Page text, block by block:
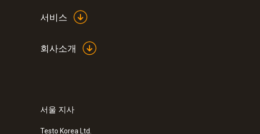
:0563 0465
서비스
회사소개
서울 지사
Testo Korea Ltd.